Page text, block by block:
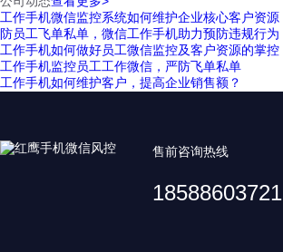
工作手机微信监控系统如何维护企业核心客户资源
防员工飞单私单，微信工作手机助力预防违规行为
工作手机如何做好员工微信监控及客户资源的掌控
工作手机监控员工工作微信，严防飞单私单
工作手机如何维护客户，提高企业销售额？
售前咨询热线
18588603721